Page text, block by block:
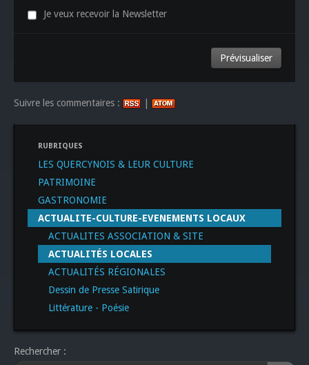
Je veux recevoir la Newsletter
Suivre les commentaires : |
RUBRIQUES
LES QUERCYNOIS & LEUR CULTURE
PATRIMOINE
GASTRONOMIE
ACTUALITE-CULTURE-EVENEMENTS LOCAUX
ACTUALITES ASSOCIATION & SITE
ACTUALITÉS LOCALES
ACTUALITÉS RÉGIONALES
Dessin de Presse Satirique
Littérature - Poésie
Rechercher :